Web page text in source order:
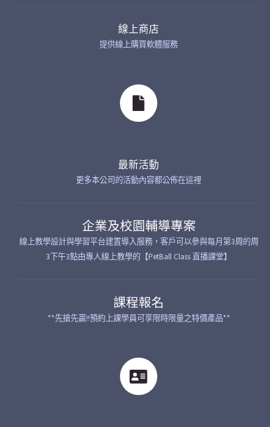
線上商店
提供線上購買軟體服務
最新活動
更多本公司的活動內容都公佈在這裡
企業及校園輔導專案
線上教學設計與學習平台建置導入服務，客戶可以參與每月第3周的周
3下午3點由專人線上教學的【PetBall Class 直播課堂】
課程報名
**先搶先贏!!預約上課學員可享限時限量之特價產品**